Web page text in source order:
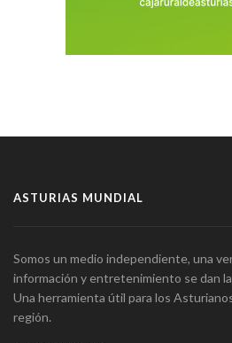
ASTURIAS MUNDIAL
Somos un medio independiente, una
información y entretenimiento se dan la
Una herramienta útil para los
región.